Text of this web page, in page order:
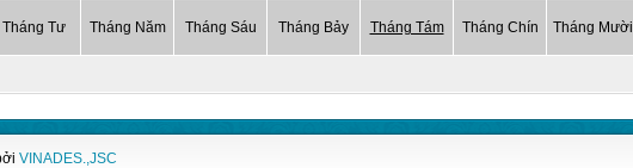
Tháng Tư Tháng Năm Tháng Sáu Tháng Bảy Tháng Tám Tháng Chín Tháng Mười
VINADES.,JSC